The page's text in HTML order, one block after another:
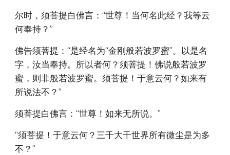
尔时，须菩提白佛言：“世尊！当何名此经？我等云
何奉持？”
佛告须菩提：“是经名为“金刚般若波罗蜜”。以是名
字，汝当奉持。所以者何？须菩提！佛说般若波罗
蜜，则非般若波罗蜜。须菩提！于意云何？如来有
所说法不？”
须菩提白佛言：“世尊！如来无所说。”
“须菩提！于意云何？三千大千世界所有微尘是为多
不？”